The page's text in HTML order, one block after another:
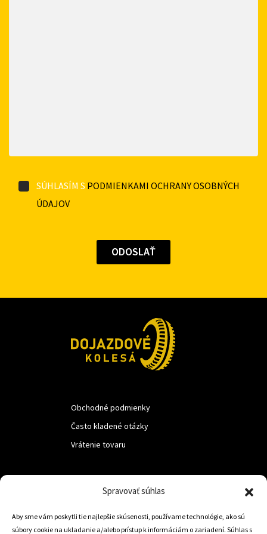
Spravovať súhlas
Aby sme vám poskytli tie najlepšie skúsenosti, používame technológie, ako sú
súbory cookie na ukladanie a/alebo prístup k informáciám o zariadení. Súhlas s
SÚHLASÍM S PODMIENKAMI OCHRANY OSOBNÝCH
ÚDAJOV
Obchodné podmienky
Často kladené otázky
Vrátenie tovaru
Trstená 02801